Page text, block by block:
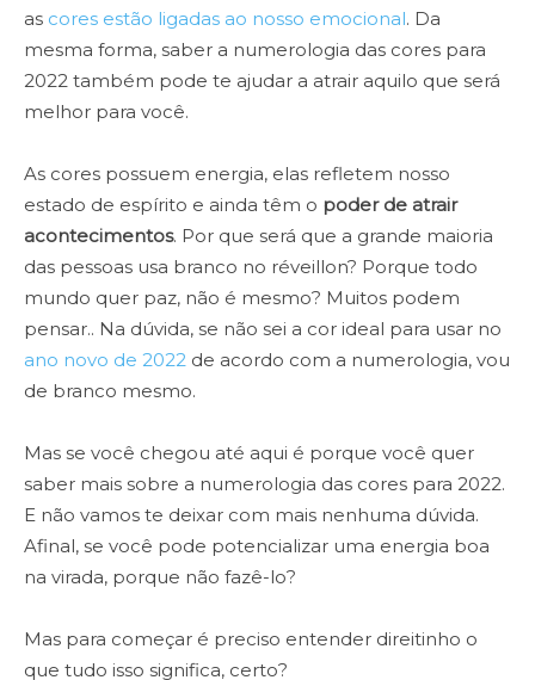
as cores estão ligadas ao nosso emocional. Da
mesma forma, saber a numerologia das cores para
2022 também pode te ajudar a atrair aquilo que será
melhor para você.
As cores possuem energia, elas refletem nosso
estado de espírito e ainda têm o poder de atrair
acontecimentos. Por que será que a grande maioria
das pessoas usa branco no réveillon? Porque todo
mundo quer paz, não é mesmo? Muitos podem
pensar.. Na dúvida, se não sei a cor ideal para usar no
ano novo de 2022 de acordo com a numerologia, vou
de branco mesmo.
Mas se você chegou até aqui é porque você quer
saber mais sobre a numerologia das cores para 2022.
E não vamos te deixar com mais nenhuma dúvida.
Afinal, se você pode potencializar uma energia boa
na virada, porque não fazê-lo?
Mas para começar é preciso entender direitinho o
que tudo isso significa, certo?